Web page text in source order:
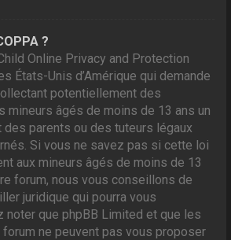
?
Online Privacy and Protection
États-Unis d’Amérique qui demande
potentiellement des
mineurs âgés de moins de 13 ans un
parents ou des tuteurs légaux
Si vous ne savez pas si cette loi
aux mineurs âgés de moins de 13
forum, nous vous conseillons de
juridique qui pourra vous
noter que phpBB Limited et que les
ne peuvent pas vous proposer